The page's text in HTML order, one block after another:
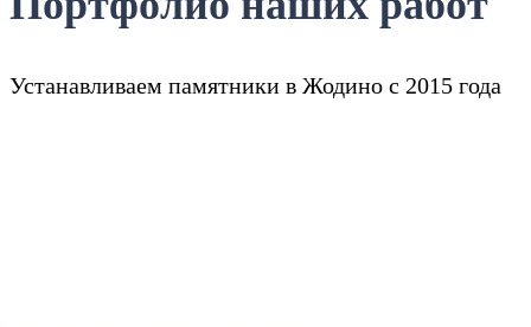
Устанавливаем памятники в Жодино с 2015 года